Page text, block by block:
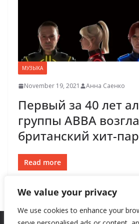
We value your privacy
We use cookies to enhance your
МУЗЫКА
November 19, 2021 Анна Саенко
Первый за 40 лет
группы ABBA
британский хит-
Read more